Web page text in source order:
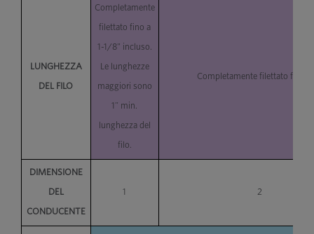
LUNGHEZZA
DEL FILO
Completamente
filettato fino a
1-1/8" incluso.
Le lunghezze
maggiori sono
1” min.
lunghezza del
filo.
Completamente filettato fino
DIMENSIONE
DEL
CONDUCENTE
1 2